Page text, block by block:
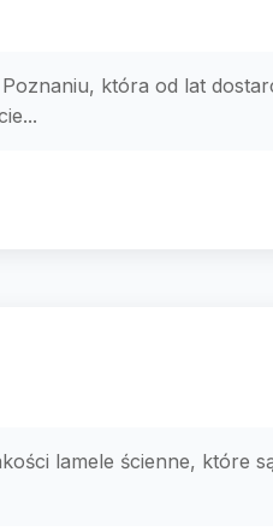
która od lat
lamele ścienne, które